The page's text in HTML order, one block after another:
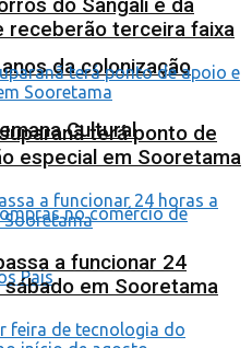
da colonização
Cultural
do Sangali e da
receberão terceira faixa
terá ponto de
especial em Sooretama
a funcionar 24
em Sooretama